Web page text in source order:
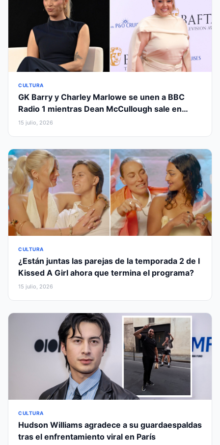
CULTURA
GK Barry y Charley Marlowe se unen a BBC
Radio 1 mientras Dean McCullough sale en
reorganización
15 julio, 2026
CULTURA
¿Están juntas las parejas de la temporada 2 de I
Kissed A Girl ahora que termina el programa?
15 julio, 2026
CULTURA
Hudson Williams agradece a su guardaespaldas
tras el enfrentamiento viral en París